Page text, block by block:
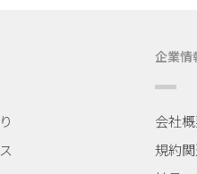
企業情
会社
規約